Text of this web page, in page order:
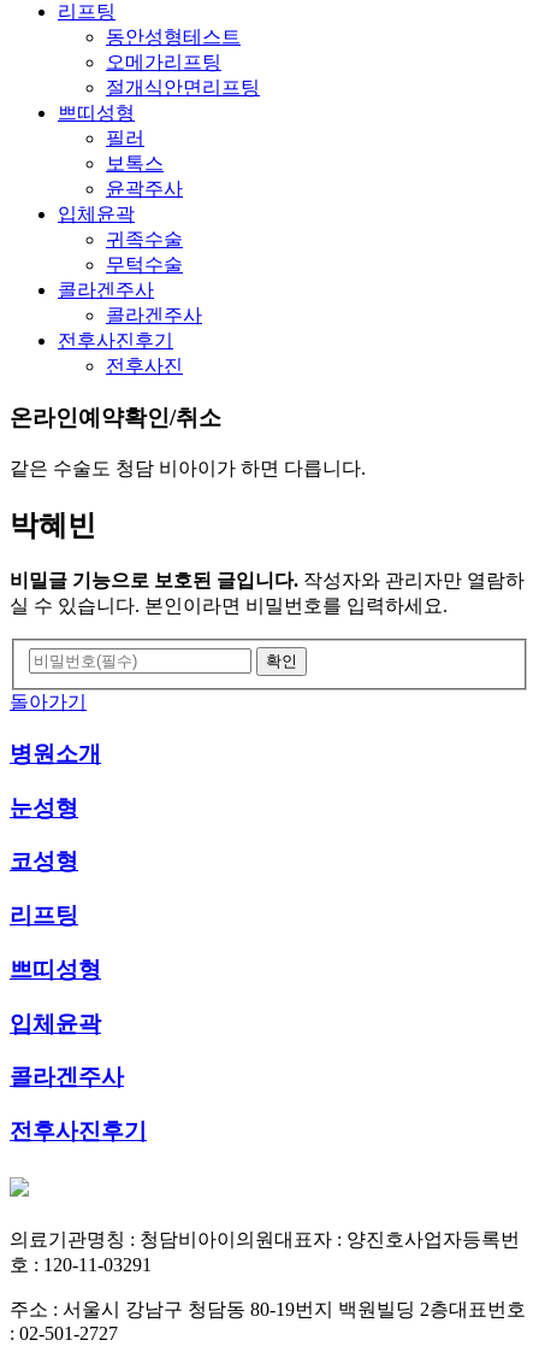
리프팅
동안성형테스트
오메가리프팅
절개식안면리프팅
쁘띠성형
필러
보톡스
윤곽주사
입체윤곽
귀족수술
무턱수술
콜라겐주사
콜라겐주사
전후사진후기
전후사진
온라인예약확인/취소
같은 수술도 청담 비아이가 하면 다릅니다.
박혜빈
비밀글 기능으로 보호된 글입니다. 작성자와 관리자만 열람하
실 수 있습니다. 본인이라면 비밀번호를 입력하세요.
돌아가기
병원소개
눈성형
코성형
리프팅
쁘띠성형
입체윤곽
콜라겐주사
전후사진후기
의료기관명칭 : 청담비아이의원대표자 : 양진호사업자등록번
호 : 120-11-03291
주소 : 서울시 강남구 청담동 80-19번지 백원빌딩 2층대표번호
: 02-501-2727